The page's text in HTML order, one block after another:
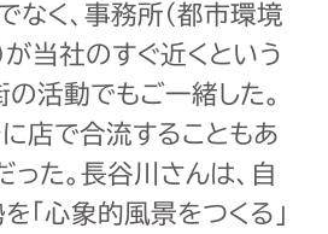
なく、事務所（都市環境
が当社のすぐ近くという
の活動でもご一緒した。
店で合流することもあ
った。長谷川さんは、自
「心象的風景をつくる」